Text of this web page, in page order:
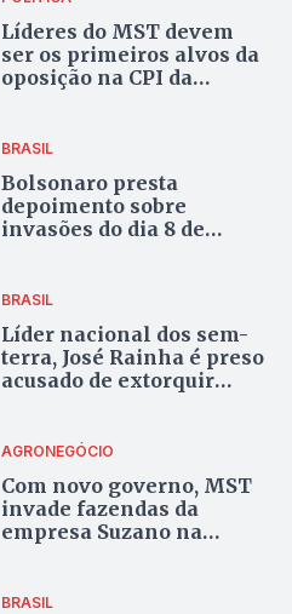
Líderes do MST devem
ser os primeiros alvos da
oposição na CPI da
BRASIL
Bolsonaro presta
depoimento sobre
invasões do dia 8 de
BRASIL
Líder nacional dos sem-
terra, José Rainha é preso
acusado de extorquir
AGRONEGÓCIO
Com novo governo, MST
invade fazendas da
empresa Suzano na
BRASIL